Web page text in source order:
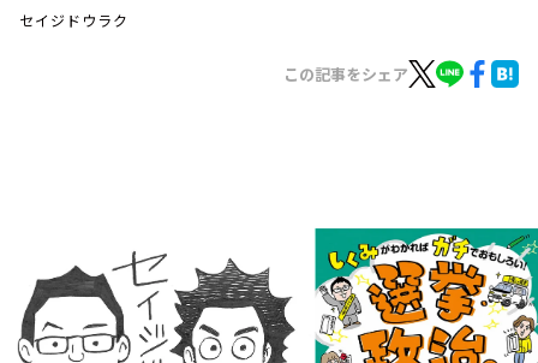
今日の番組表
セイジドウラク
この記事をシェア